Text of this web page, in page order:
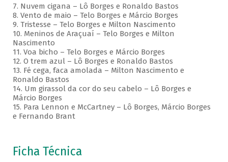
7. Nuvem cigana – Lô Borges e Ronaldo Bastos
8. Vento de maio – Telo Borges e Márcio Borges
9. Tristesse – Telo Borges e Milton Nascimento
10. Meninos de Araçuaí – Telo Borges e Milton
Nascimento
11. Voa bicho – Telo Borges e Márcio Borges
12. O trem azul – Lô Borges e Ronaldo Bastos
13. Fé cega, faca amolada – Milton Nascimento e
Ronaldo Bastos
14. Um girassol da cor do seu cabelo – Lô Borges e
Márcio Borges
15. Para Lennon e McCartney – Lô Borges, Márcio Borges
e Fernando Brant
Ficha Técnica